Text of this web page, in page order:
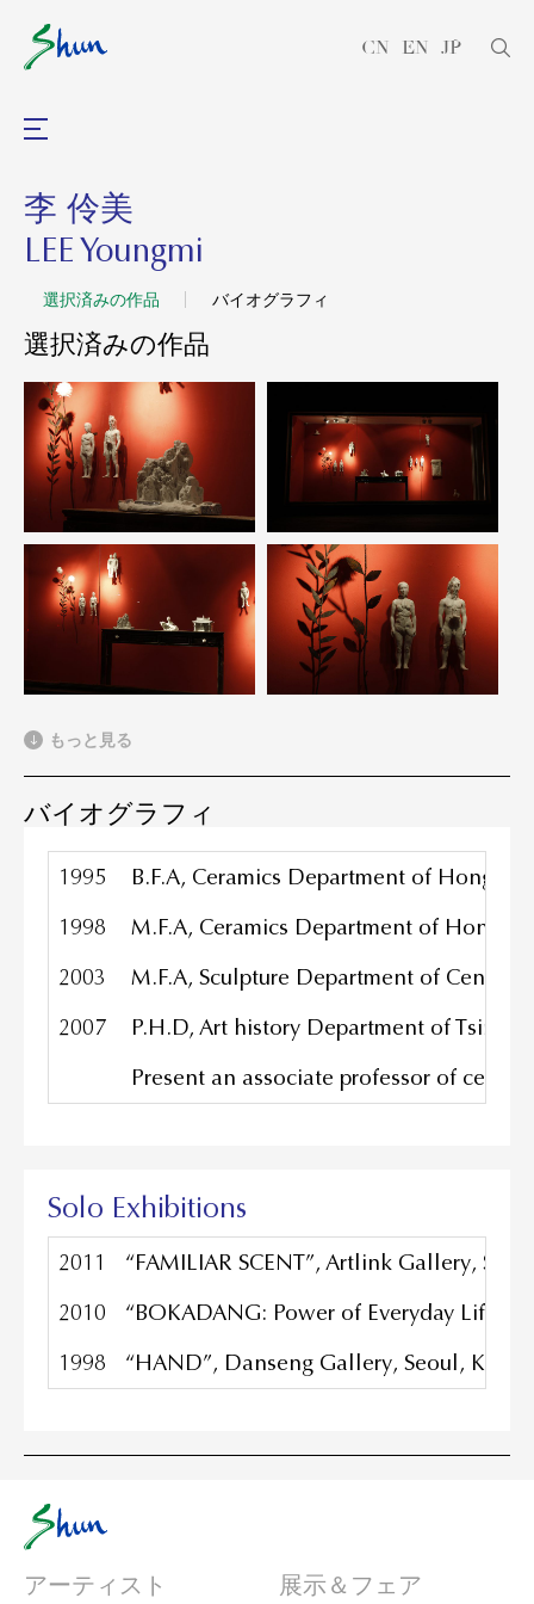
CN EN JP
李 伶美
LEE Youngmi
選択済みの作品 バイオグラフィ
選択済みの作品
もっと見る
バイオグラフィ
1995
B.F.A, Ceramics Department of Hong-
1998
M.F.A, Ceramics Department of Hong-
2003
M.F.A, Sculpture Department of
2007
P.H.D, Art history Department of
Present an associate professor of
Solo Exhibitions
2011
“FAMILIAR SCENT”, Artlink Gallery,
2010
“BOKADANG: Power of Everyday Life”,
1998
“HAND”, Danseng Gallery, Seoul, Korea
アーティスト 展示＆フェア